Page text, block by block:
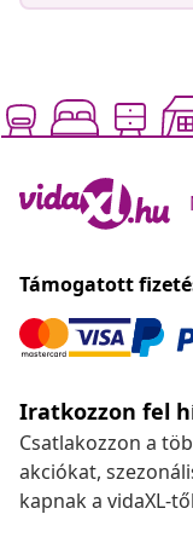
Támogatott
Iratkozzon fel
Csatlakozzon a
akciókat,
kapnak a vidaXL-